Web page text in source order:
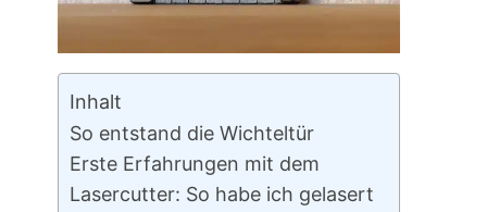
Inhalt
So entstand die Wichteltür
Erste Erfahrungen mit dem
Lasercutter: So habe ich gelasert